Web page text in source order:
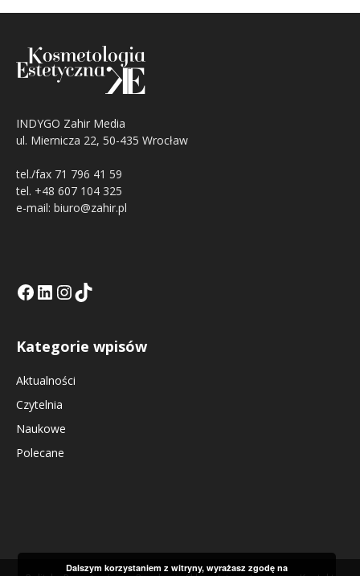
INDYGO Zahir Media
ul. Miernicza 22, 50-435 Wrocław
tel./fax 71 796 41 59
tel. +48 607 104 325
e-mail: biuro@zahir.pl
Facebook
LinkedIn
Tik Tok KEInstagramm KE
Kategorie wpisów
Aktualności
Czytelnia
Naukowe
Polecane
Dalszym korzystaniem z witryny, wyrażasz zgodę na